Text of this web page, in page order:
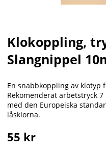
Klokoppling,
Slangnippel
En snabbkoppling av klotyp
Rekomenderat arbetstryck
med den Europeiska
låsklorna.
55 kr